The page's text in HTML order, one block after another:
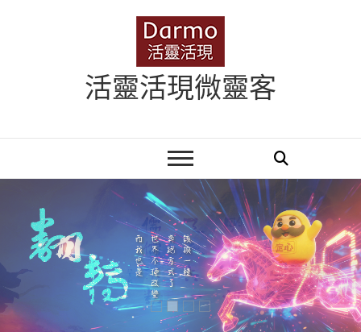
活靈活現微靈客